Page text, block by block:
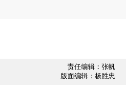
责任编辑：张帆
版面编辑：杨胜忠